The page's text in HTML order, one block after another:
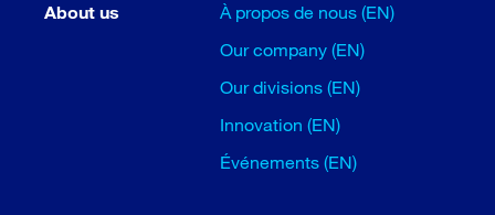
About us
À propos de nous (EN)
Our company (EN)
Our divisions (EN)
Innovation (EN)
Événements (EN)